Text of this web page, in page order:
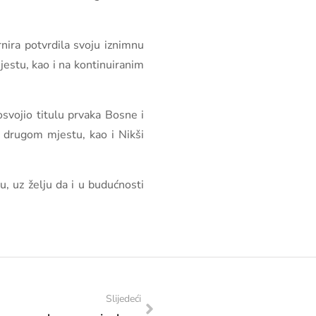
potvrdila svoju iznimnu
kao i na kontinuiranim
titulu prvaka Bosne i
mjestu, kao i Nikši
uz želju da i u budućnosti
Slijedeći